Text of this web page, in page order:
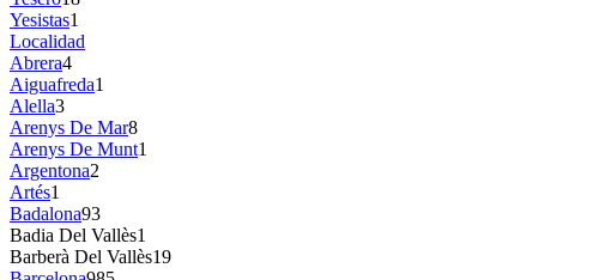
Yesistas1
Localidad
Abrera4
Aiguafreda1
Alella3
Arenys De Mar8
Arenys De Munt1
Argentona2
Artés1
Badalona93
Badia Del Vallès1
Barberà Del Vallès19